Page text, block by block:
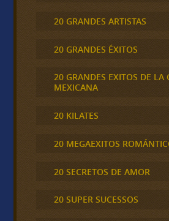
20 GRANDES ARTISTAS
20 GRANDES ÉXITOS
20 GRANDES EXITOS DE LA
MEXICANA
20 KILATES
20 MEGAEXITOS
20 SECRETOS DE AMOR
20 SUPER SUCESSOS